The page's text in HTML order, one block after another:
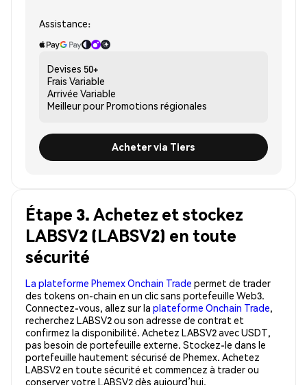
Assistance:
Devises 50+
Frais Variable
Arrivée Variable
Meilleur pourPromotions régionales
Acheter via Tiers
Étape 3. Achetez et stockez
LABSV2 (LABSV2) en toute
sécurité
La plateforme Phemex Onchain Trade permet de trader
des tokens on-chain en un clic sans portefeuille Web3.
Connectez-vous, allez sur la plateforme Onchain Trade,
recherchez LABSV2 ou son adresse de contrat et
confirmez la disponibilité. Achetez LABSV2 avec USDT,
pas besoin de portefeuille externe. Stockez-le dans le
portefeuille hautement sécurisé de Phemex. Achetez
LABSV2 en toute sécurité et commencez à trader ou
conserver votre LABSV2 dès aujourd’hui.